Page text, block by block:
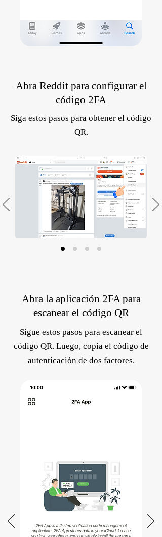
Abra Reddit para configurar el
código 2FA
Siga estos pasos para obtener el código
QR.
Abra la aplicación 2FA para
escanear el código QR
Sigue estos pasos para escanear el
código QR. Luego, copia el código de
autenticación de dos factores.